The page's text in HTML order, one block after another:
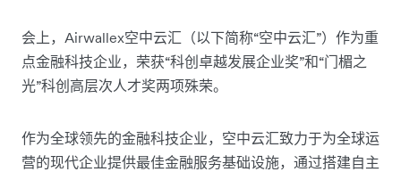
会上，Airwallex空中云汇（以下简称“空中云汇”）作为重
点金融科技企业，荣获“科创卓越发展企业奖”和“门楣之
光”科创高层次人才奖两项殊荣。
作为全球领先的金融科技企业，空中云汇致力于为全球运
营的现代企业提供最佳金融服务基础设施，通过搭建自主